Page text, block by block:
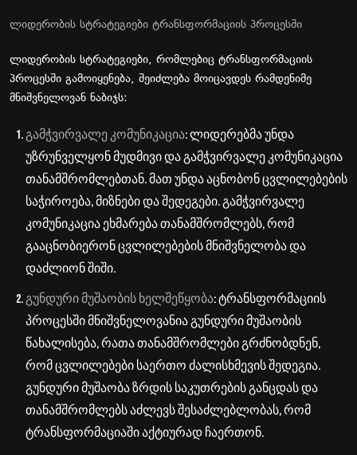
ლიდერობის სტრატეგიები ტრანსფორმაციის პროცესში
ლიდერობის სტრატეგიები, რომლებიც ტრანსფორმაციის
პროცესში გამოიყენება, შეიძლება მოიცავდეს რამდენიმე
მნიშვნელოვან ნაბიჯს:
გამჭვირვალე კომუნიკაცია: ლიდერებმა უნდა
უზრუნველყონ მუდმივი და გამჭვირვალე კომუნიკაცია
თანამშრომლებთან. მათ უნდა აცნობონ ცვლილებების
საჭიროება, მიზნები და შედეგები. გამჭვირვალე
კომუნიკაცია ეხმარება თანამშრომლებს, რომ
გააცნობიერონ ცვლილებების მნიშვნელობა და
დაძლიონ შიში.
გუნდური მუშაობის ხელშეწყობა: ტრანსფორმაციის
პროცესში მნიშვნელოვანია გუნდური მუშაობის
წახალისება, რათა თანამშრომლები გრძნობდნენ,
რომ ცვლილებები საერთო ძალისხმევის შედეგია.
გუნდური მუშაობა ზრდის საკუთრების განცდას და
თანამშრომლებს აძლევს შესაძლებლობას, რომ
ტრანსფორმაციაში აქტიურად ჩაერთონ.